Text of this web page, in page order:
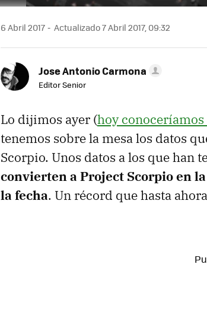
6 Abril 2017 Actualizado 7 Abril 2017, 09:32
Jose Antonio Carmona
Editor Senior
Lo dijimos ayer (hoy
tenemos sobre la mesa los datos
Scorpio. Unos datos a los que han
convierten a Project Scorpio en
la fecha. Un récord que hasta